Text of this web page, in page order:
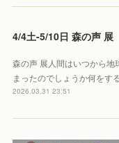
4/4土-5/10日 森の声 展
森の声 展人間はいつから地
まったのでしょうか何をす
2026.03.31 23:51